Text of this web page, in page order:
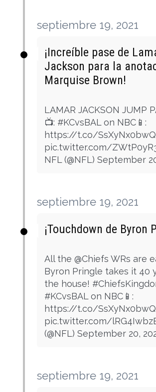
septiembre 19, 2021
¡Increíble pase de
Jackson para la
Marquise Brown!
LAMAR JACKSON JUMP
📺: #KCvsBAL on NBC📱:
https://t.co/SsXyNx0bwQ
pic.twitter.com/
NFL (@NFL) September
septiembre 19, 2021
¡Touchdown de Byron
All the @Chiefs WRs are
Byron Pringle takes it 40
the house!
#KCvsBAL on NBC📱:
https://t.co/SsXyNx0bwQ
pic.twitter.com/
(@NFL) September 20,
septiembre 19, 2021